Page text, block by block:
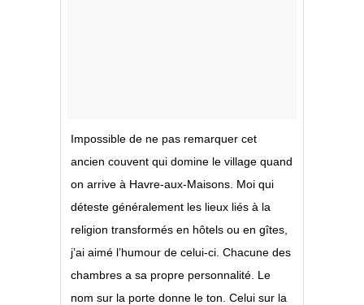
Impossible de ne pas remarquer cet
ancien couvent qui domine le village quand
on arrive à Havre-aux-Maisons. Moi qui
déteste généralement les lieux liés à la
religion transformés en hôtels ou en gîtes,
j’ai aimé l’humour de celui-ci. Chacune des
chambres a sa propre personnalité. Le
nom sur la porte donne le ton. Celui sur la